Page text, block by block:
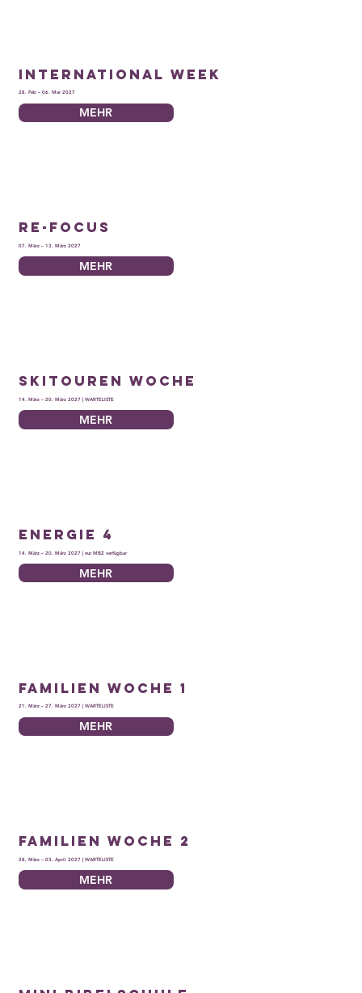
International Week
28. Feb – 06. Mar 2027
MEHR
Re-Focus
07. März – 13. März 2027
MEHR
Skitouren Woche
14. März – 20. März 2027 | WARTELISTE
MEHR
Energie 4
14. März – 20. März 2027 | nur MBZ verfügbar
MEHR
Familien Woche 1
21. März – 27. März 2027 | WARTELISTE
MEHR
Familien Woche 2
28. März – 03. April 2027 | WARTELISTE
MEHR